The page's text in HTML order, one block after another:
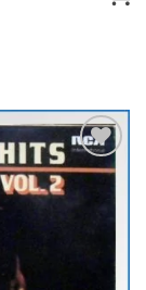
Zur
Wunschliste